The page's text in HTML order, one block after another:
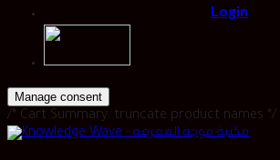
Login
Manage consent
/* Cart Summary: truncate product names */